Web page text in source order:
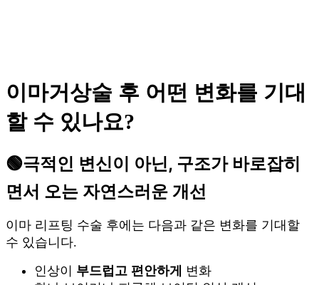
이마거상술 후 어떤 변화를 기대
할 수 있나요?
🟢극적인 변신이 아닌, 구조가 바로잡히
면서 오는 자연스러운 개선
이마 리프팅 수술 후에는 다음과 같은 변화를 기대할
수 있습니다.
인상이 부드럽고 편안하게 변화